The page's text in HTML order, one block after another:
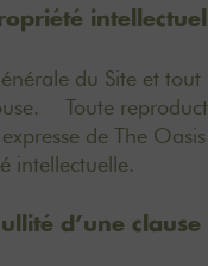
du Site et
Toute
de The
intellectuelle.
d’une clause